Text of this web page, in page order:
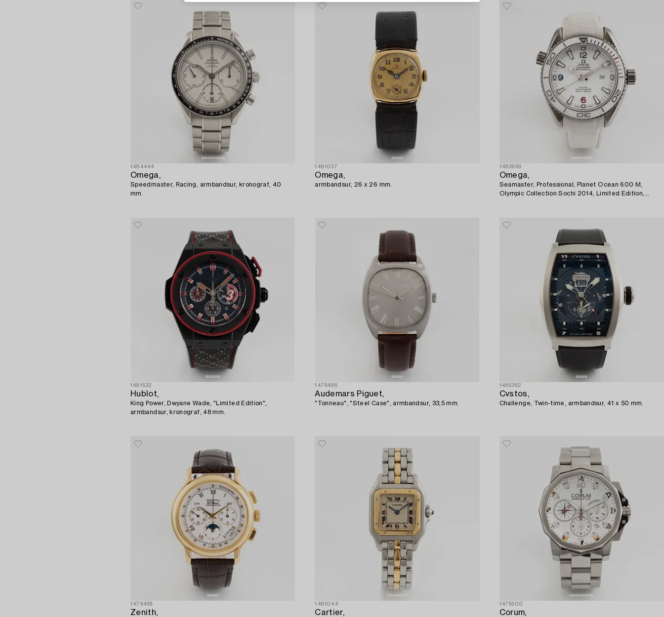
1484444
Omega,
Speedmaster, Racing, armbandsur, kronograf, 40
mm.
1481037
Omega,
armbandsur, 26 x 26 mm.
1483699
Omega,
Seamaster, Professional, Planet Ocean 600 M,
Olympic Collection Sochi 2014, Limited Edition,
1481532
Hublot,
King Power, Dwyane Wade, "Limited Edition",
armbandsur, kronograf, 48 mm.
1479498
Audemars Piguet,
"Tonneau", "Steel Case", armbandsur, 33,5 mm.
1485362
Cvstos,
Challenge, Twin-time, armbandsur, 41 x 50 mm.
1479499
Zenith,
1481044
Cartier,
1479500
Corum,